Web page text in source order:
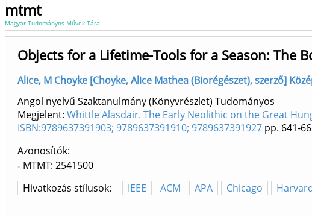
mtmt
Magyar Tudományos Művek Tára
Objects for a Lifetime-Tools for a Season: The
Alice, M Choyke [Choyke, Alice Mathea (Biorégészet), szerző]
Angol nyelvű Szaktanulmány (Könyvrészlet) Tudományos
Megjelent: Whittle Alasdair. The Early Neolithic on the Great
ISBN:9789637391903; 9789637391910; 9789637391927 pp. 641-
Azonosítók
MTMT: 2541500
Hivatkozás stílusok:
IEEE ACM APA Chicago